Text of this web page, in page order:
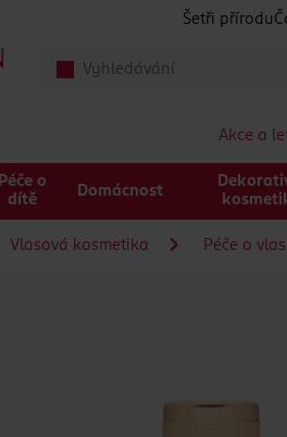
Šetři přírodu
Akce a
Péče o
dítě
Domácnost
Vlasová kosmetika Péče o